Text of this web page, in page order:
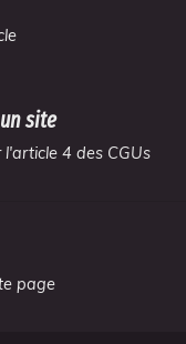
site
l'article 4 des CGUs
page